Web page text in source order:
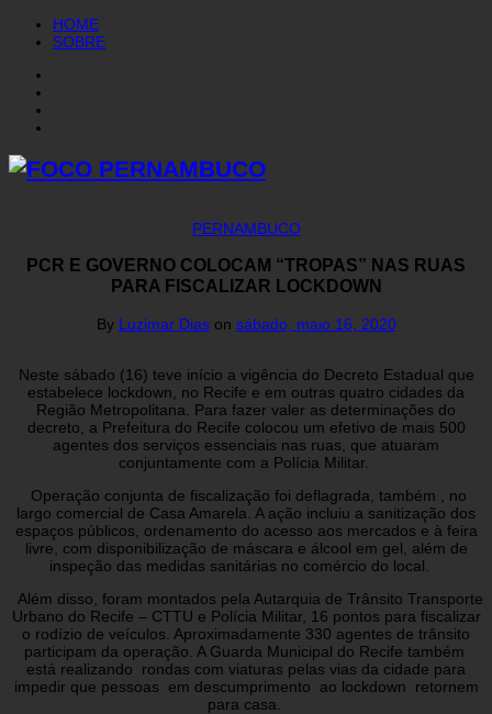
HOME
SOBRE
PERNAMBUCO
PCR E GOVERNO COLOCAM “TROPAS” NAS RUAS
PARA FISCALIZAR LOCKDOWN
By Luzimar Dias on sábado, maio 16, 2020
Neste sábado (16) teve início a vigência do Decreto Estadual que
estabelece lockdown, no Recife e em outras quatro cidades da
Região Metropolitana. Para fazer valer as determinações do
decreto, a Prefeitura do Recife colocou um efetivo de mais 500
agentes dos serviços essenciais nas ruas, que atuaram
conjuntamente com a Polícia Militar.
Operação conjunta de fiscalização foi deflagrada, também , no
largo comercial de Casa Amarela. A ação incluiu a sanitização dos
espaços públicos, ordenamento do acesso aos mercados e à feira
livre, com disponibilização de máscara e álcool em gel, além de
inspeção das medidas sanitárias no comércio do local.
Além disso, foram montados pela Autarquia de Trânsito Transporte
Urbano do Recife – CTTU e Polícia Militar, 16 pontos para fiscalizar
o rodízio de veículos. Aproximadamente 330 agentes de trânsito
participam da operação. A Guarda Municipal do Recife também
está realizando rondas com viaturas pelas vias da cidade para
impedir que pessoas em descumprimento ao lockdown retornem
para casa.